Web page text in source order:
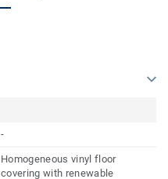
-
Homogeneous vinyl floor
covering with renewable